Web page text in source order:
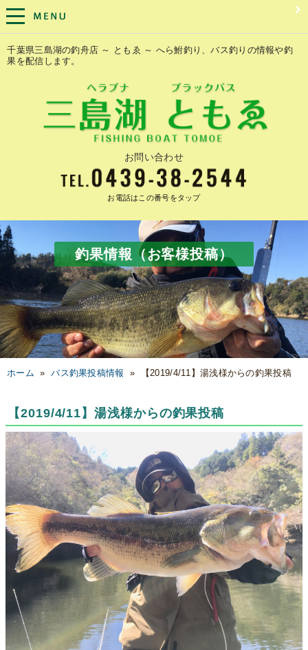
千葉県三島湖の釣舟店 ～ ともゑ ～ へら鮒釣り、バス釣りの情報や釣
果を配信します。
お問い合わせ
お電話はこの番号をタップ
釣果情報（お客様投稿）
ホーム »バス釣果投稿情報 » 【2019/4/11】湯浅様からの釣果投稿
【2019/4/11】湯浅様からの釣果投稿